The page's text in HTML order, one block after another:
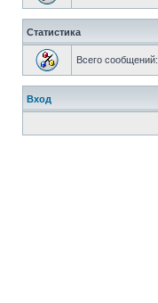
Статистика
Всего сообщений:
Вход